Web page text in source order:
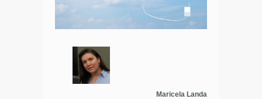
Maricela Landa